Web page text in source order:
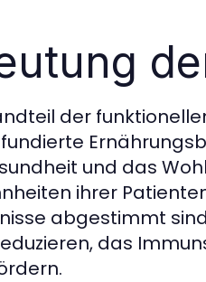
der
und das
ihrer
abgestimmt
das